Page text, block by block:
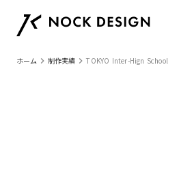
ホームkeyboard_arrow_right 制作実績 keyboard_arrow_rightTOKYO Inter-Hign School